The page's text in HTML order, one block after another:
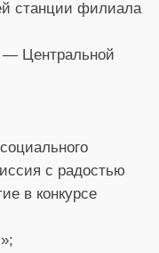
станции филиала
— Центральной
с радостью
в конкурсе